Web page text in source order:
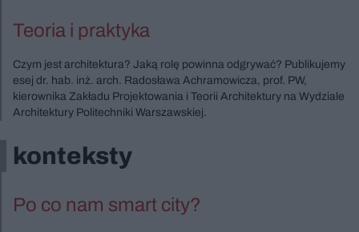
Teoria i praktyka
Czym jest architektura? Jaką rolę powinna odgrywać? Publikujemy
esej dr. hab. inż. arch. Radosława Achramowicza, prof. PW,
kierownika Zakładu Projektowania i Teorii Architektury na Wydziale
Architektury Politechniki Warszawskiej.
konteksty
Po co nam smart city?